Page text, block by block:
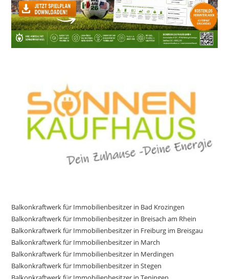
Balkonkraftwerk für Immobilienbesitzer in Bad Krozingen
Balkonkraftwerk für Immobilienbesitzer in Breisach am Rhein
Balkonkraftwerk für Immobilienbesitzer in Freiburg im Breisgau
Balkonkraftwerk für Immobilienbesitzer in March
Balkonkraftwerk für Immobilienbesitzer in Merdingen
Balkonkraftwerk für Immobilienbesitzer in Stegen